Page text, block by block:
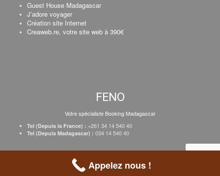
Guest House Madagascar
J’adore voyager
Création site Internet
Creaweb.re, votre site web à 390€
FENO
Votre spécialiste Booking Madagascar
Tel (Depuis la France) : +261 34 14 540 40
Tel (Depuis Madagascar) : 034 14 540 40
Inscrire votre établissement
Appelez nous !